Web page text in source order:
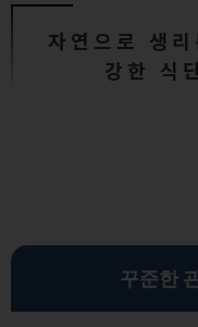
자연으로 생
강한 식
꾸준한